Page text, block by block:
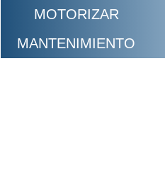
MOTORIZAR
MANTENIMIENTO